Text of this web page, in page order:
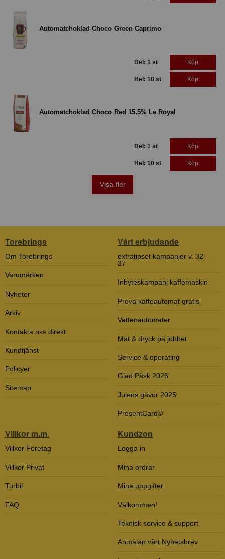
Automatchoklad Choco Green Caprimo
Del: 1 st Köp
Hel: 10 st Köp
Automatchoklad Choco Red 15,5% Le Royal
Del: 1 st Köp
Hel: 10 st Köp
Visa fler
Torebrings
Om Torebrings
Varumärken
Nyheter
Arkiv
Kontakta oss direkt
Kundtjänst
Policyer
Sitemap
Vårt erbjudande
extratipset kampanjer v. 32-
37
Inbyteskampanj kaffemaskin
Prova kaffeautomat gratis
Vattenautomater
Mat & dryck på jobbet
Service & operating
Glad Påsk 2026
Julens gåvor 2025
PresentCard©
Villkor m.m.
Villkor Företag
Villkor Privat
Turbil
FAQ
Kundzon
Logga in
Mina ordrar
Mina uppgifter
Välkommen!
Teknisk service & support
Anmälan vårt Nyhetsbrev